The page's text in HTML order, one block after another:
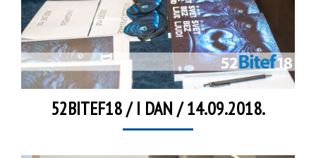
52BITEF18 / I DAN / 14.09.2018.